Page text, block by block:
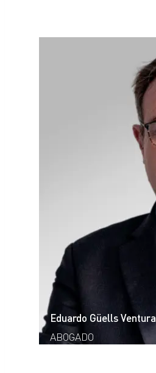
Eduardo Güells Ventura
ABOGADO